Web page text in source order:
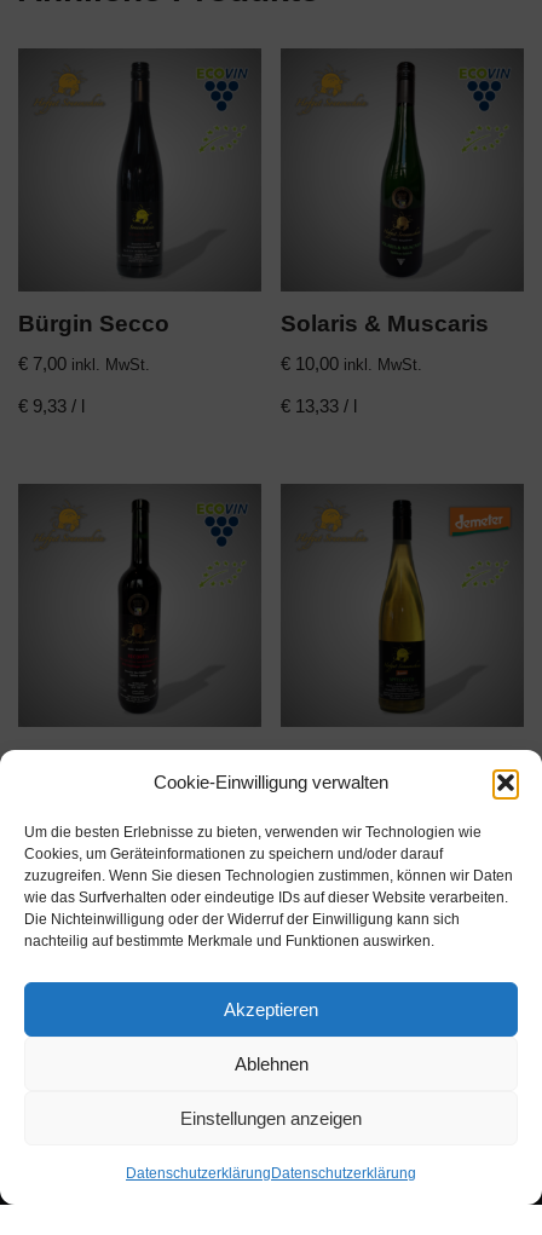
Cookie-Einwilligung verwalten
Um die besten Erlebnisse zu bieten, verwenden wir Technologien wie
Cookies, um Geräteinformationen zu speichern und/oder darauf
zuzugreifen. Wenn Sie diesen Technologien zustimmen, können wir Daten
wie das Surfverhalten oder eindeutige IDs auf dieser Website verarbeiten.
Die Nichteinwilligung oder der Widerruf der Einwilligung kann sich
nachteilig auf bestimmte Merkmale und Funktionen auswirken.
Akzeptieren
Ablehnen
Einstellungen anzeigen
Datenschutzerklärung Datenschutzerklärung
Bürgin Secco
€ 7,00 inkl. MwSt.
€ 9,33 / l
Solaris & Muscaris
€ 10,00 inkl. MwSt.
€ 13,33 / l
€14,67/l €6,67/l
Neve| Präsentiert vonWordPress